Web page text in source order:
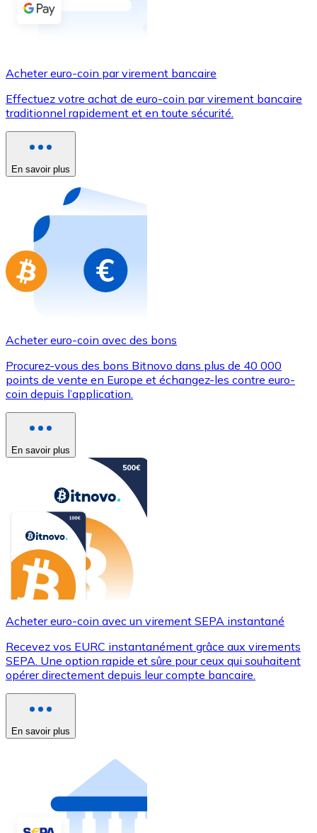
Virement SEPA
Utilisez les cartes Visa et Mastercard pour acheter
Acheter avec carte
Nouveau
Achetez des cartes-cadeaux de vos marques
Aller à la boutique de cartes-cadeaux
Acheter euro-coin par virement bancaire
Effectuez votre achat de euro-coin par virement bancaire
traditionnel rapidement et en toute sécurité.
En savoir plus
Acheter euro-coin avec des bons
Procurez-vous des bons Bitnovo dans plus de 40 000
points de vente en Europe et échangez-les contre euro-
coin depuis l’application.
En savoir plus
Acheter euro-coin avec un virement SEPA instantané
Recevez vos EURC instantanément grâce aux virements
SEPA. Une option rapide et sûre pour ceux qui souhaitent
opérer directement depuis leur compte bancaire.
En savoir plus